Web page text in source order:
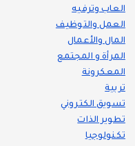
العاب وترفيه
العمل والتوظيف
المال والأعمال
المرأة و المجتمع
المعكرونة
تربية
تسويق الكتروني
تطوير الذات
تكنولوجيا